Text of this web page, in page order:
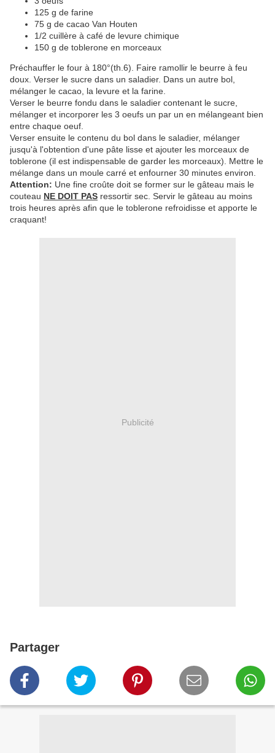
125 g de farine
75 g de cacao Van Houten
1/2 cuillère à café de levure chimique
150 g de toblerone en morceaux
Préchauffer le four à 180°(th.6). Faire ramollir le beurre à feu
doux. Verser le sucre dans un saladier. Dans un autre bol,
mélanger le cacao, la levure et la farine.
Verser le beurre fondu dans le saladier contenant le sucre,
mélanger et incorporer les 3 oeufs un par un en mélangeant bien
entre chaque oeuf.
Verser ensuite le contenu du bol dans le saladier, mélanger
jusqu'à l'obtention d'une pâte lisse et ajouter les morceaux de
toblerone (il est indispensable de garder les morceaux). Mettre le
mélange dans un moule carré et enfourner 30 minutes environ.
Attention: Une fine croûte doit se former sur le gâteau mais le
couteau NE DOIT PAS ressortir sec. Servir le gâteau au moins
trois heures après afin que le toblerone refroidisse et apporte le
craquant!
Publicité
Partager